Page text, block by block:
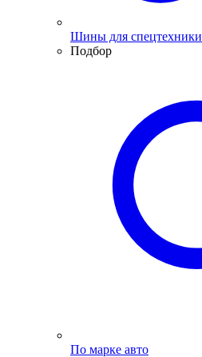
Шины для спецтехники
Подбор
По марке авто